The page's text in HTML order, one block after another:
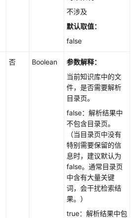
不涉及
默认取值：
false
否 Boolean
参数解释：
当前知识库中的文
件，是否需要解析
目录页。
false：解析结果中
不包含目录页。
（当目录页中没有
特别需要保留的信
息时，建议默认为
false。通常目录页
中含有大量关键
词，会干扰检索结
果。）
true：解析结果中包